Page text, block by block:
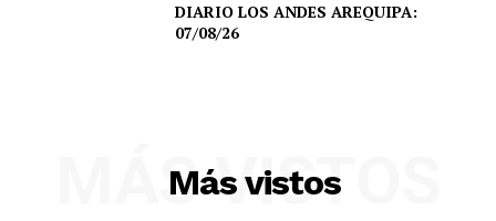
DIARIO LOS ANDES AREQUIPA:
07/08/26
Más vistos
MÁS VISTOS